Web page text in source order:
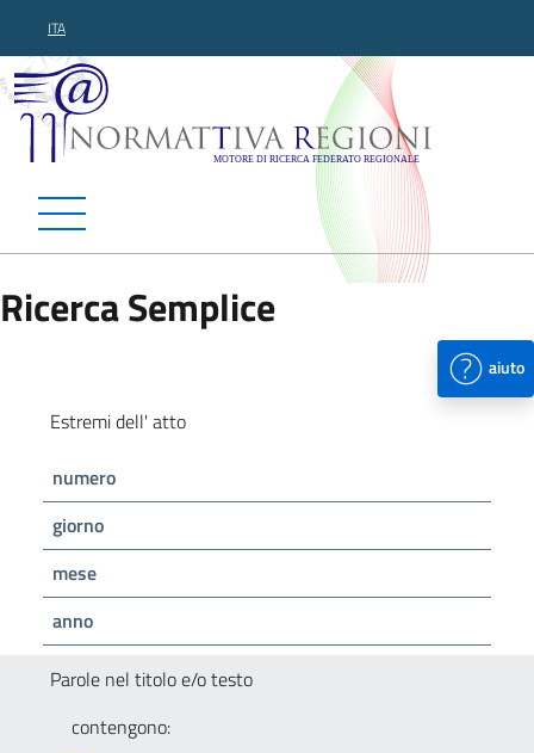
ITA
Normattiva Regioni -
Ricerca Semplice
aiuto
Estremi dell' atto
numero
giorno
mese
anno
Parole nel titolo e/o testo
contengono: